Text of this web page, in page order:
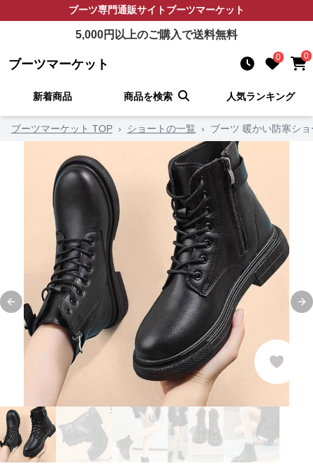
ブーツ専門通販サイトブーツマーケット
5,000円以上のご購入で送料無料
ブーツマーケット 0 0
新着商品 商品を検索 人気ランキング
ブーツマーケット TOP › ショートの一覧 › ブーツ 暖かい防寒シ
Previous slide